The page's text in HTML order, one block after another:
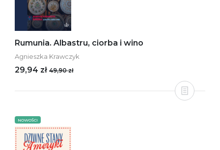
Rumunia. Albastru, ciorba i wino
Agnieszka Krawczyk
29,94 zł 49,90 zł
NOWOŚCI